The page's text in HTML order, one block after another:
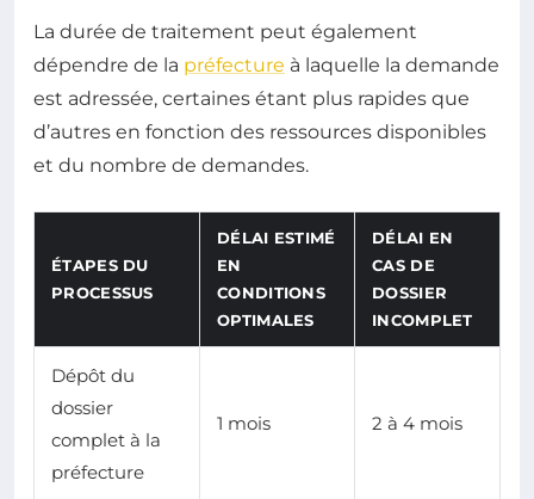
La durée de traitement peut également
dépendre de la préfecture à laquelle la demande
est adressée, certaines étant plus rapides que
d’autres en fonction des ressources disponibles
et du nombre de demandes.
ÉTAPES DU
PROCESSUS
DÉLAI ESTIMÉ
EN
CONDITIONS
OPTIMALES
DÉLAI EN
CAS DE
DOSSIER
INCOMPLET
Dépôt du
dossier
complet à la
préfecture
1 mois 2 à 4 mois